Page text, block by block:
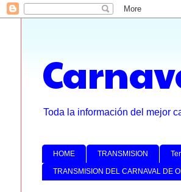
Toda la información del mejor
HOME TRANSMISION
TRANSMISION DEL CARNAVAL DE